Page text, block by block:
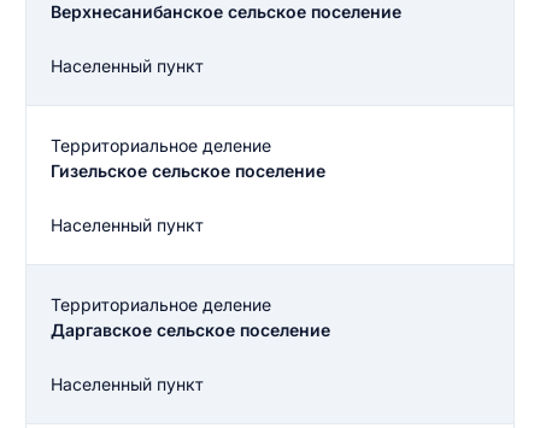
Верхнесанибанское сельское поселение
Населенный пункт
Территориальное деление
Гизельское сельское поселение
Населенный пункт
Территориальное деление
Даргавское сельское поселение
Населенный пункт